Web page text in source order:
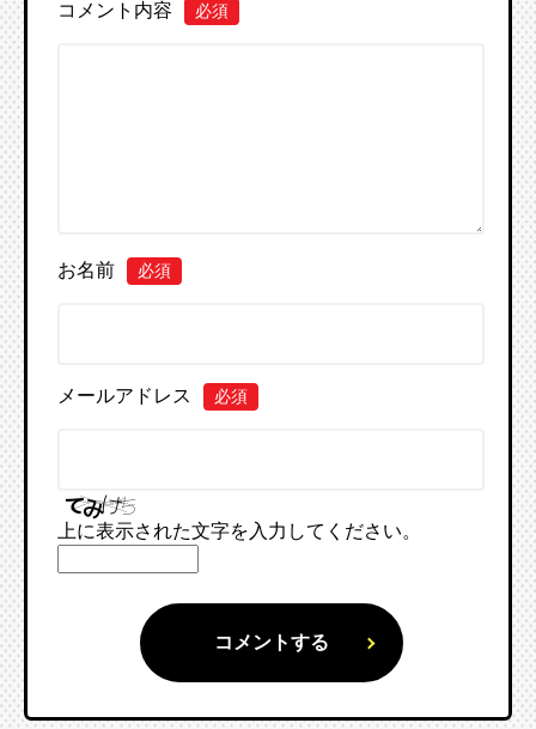
コメント内容 必須
お名前 必須
メールアドレス 必須
上に表示された文字を入力してください。